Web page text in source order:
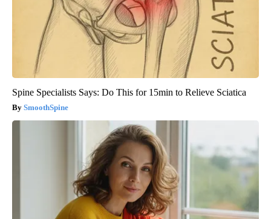
Spine Specialists Says: Do This for 15min to Relieve Sciatica
SmoothSpine